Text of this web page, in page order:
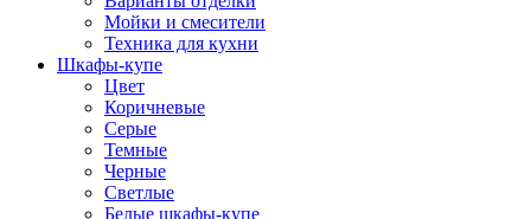
Мойки и смесители
Техника для кухни
Шкафы-купе
Цвет
Коричневые
Серые
Темные
Черные
Светлые
Белые шкафы-купе